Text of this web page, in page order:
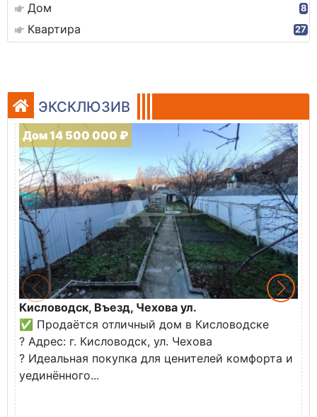
Дом 8
Квартира 27
ЭКСКЛЮЗИВ
Дом 14 500 000 ₽
Кисловодск, Въезд, Чехова ул.
✅ Продаётся отличный дом в Кисловодске
? Адрес: г. Кисловодск, ул. Чехова
? Идеальная покупка для ценителей комфорта и
уединённого...